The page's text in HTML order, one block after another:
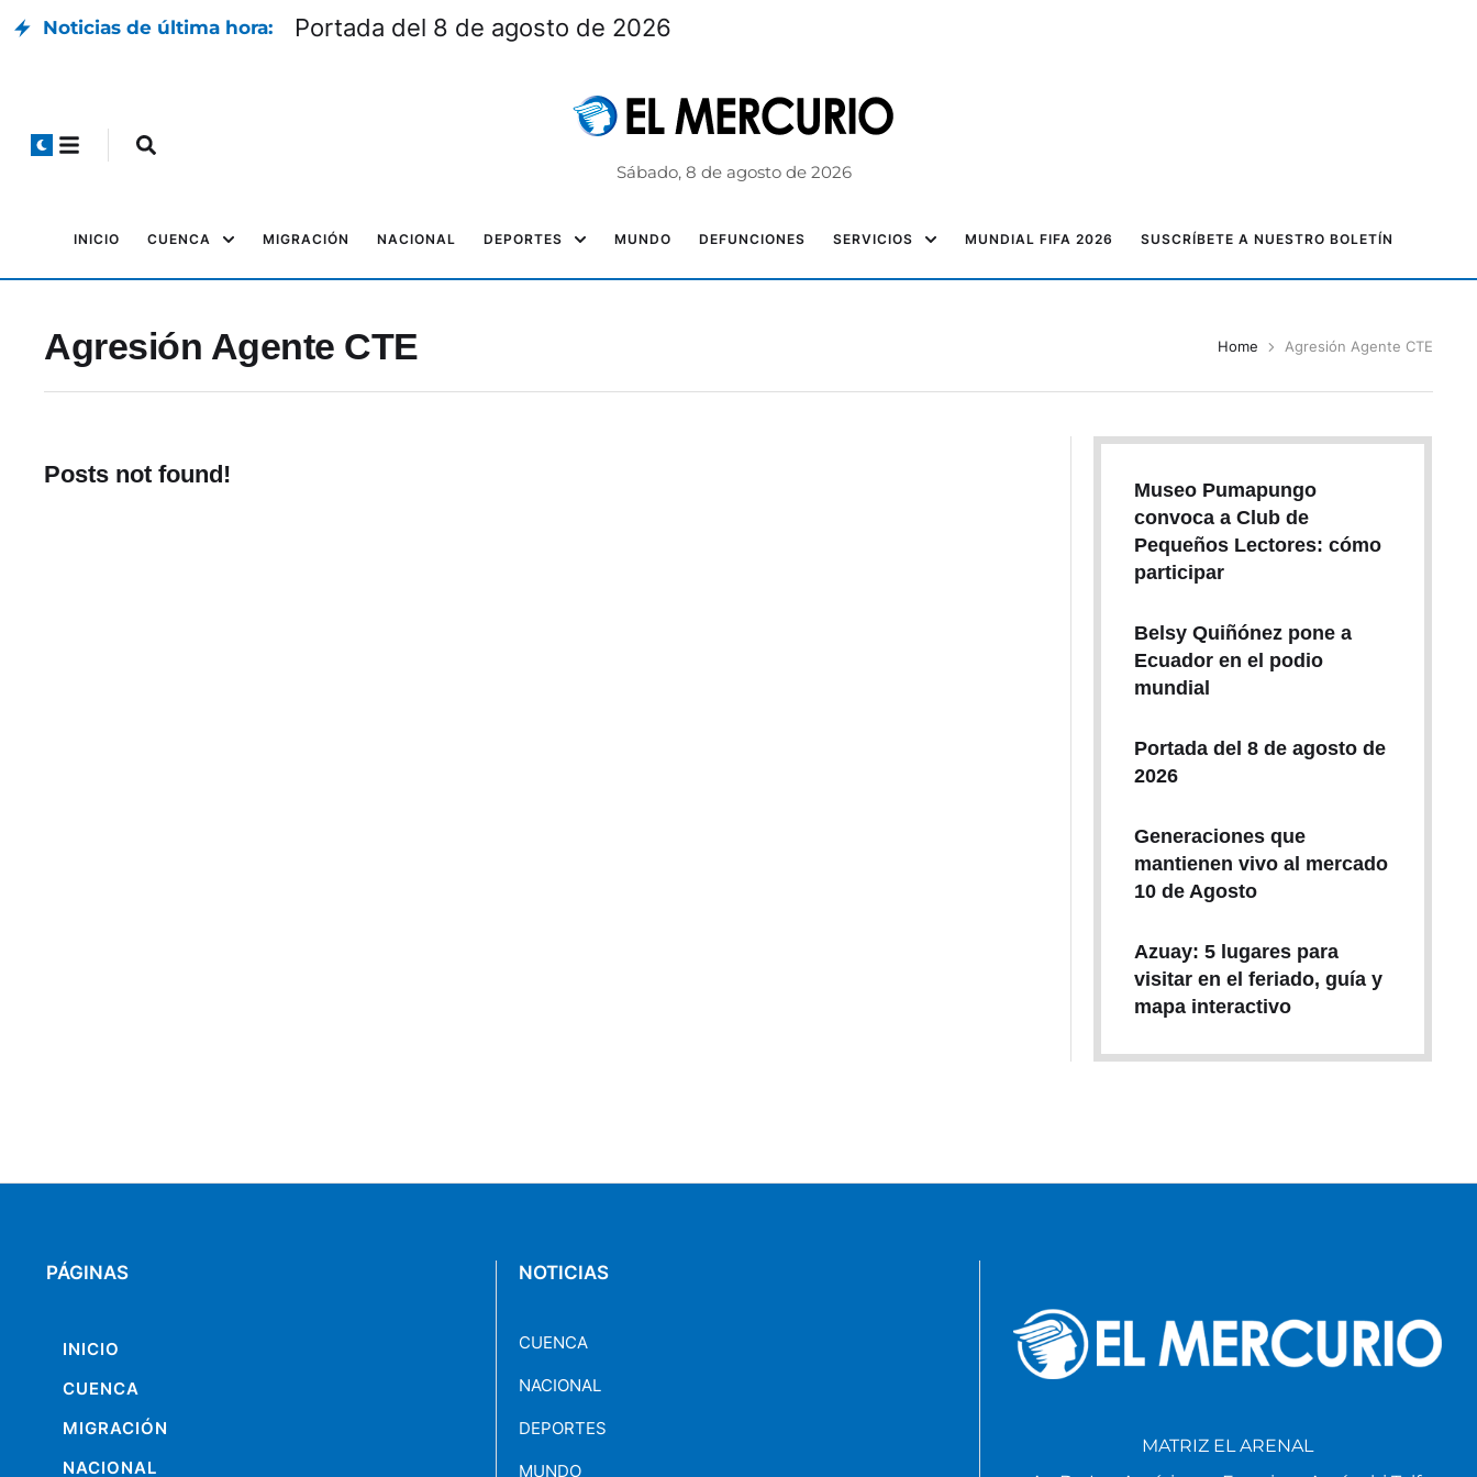
Noticias de última hora: Portada del 8 de agosto de 2026
Sábado, 8 de agosto de 2026
INICIO CUENCA MIGRACIÓN NACIONAL DEPORTES MUNDO DEFUNCIONES SERVICIOS MUNDIAL FIFA 2026 SUSCRÍBETE A NUESTRO BOLETÍN
Agresión Agente CTE Home Agresión Agente CTE
Posts not found!
Museo Pumapungo
convoca a Club de
Pequeños Lectores: cómo
participar
Belsy Quiñónez pone a
Ecuador en el podio
mundial
Portada del 8 de agosto de
2026
Generaciones que
mantienen vivo al mercado
10 de Agosto
Azuay: 5 lugares para
visitar en el feriado, guía y
mapa interactivo
PÁGINAS
INICIO
CUENCA
MIGRACIÓN
NACIONAL
NOTICIAS
CUENCA
NACIONAL
DEPORTES
MUNDO
MATRIZ EL ARENAL